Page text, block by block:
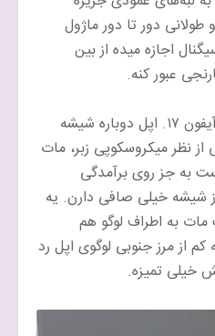
دور تا دور ماژول
اجازه میده از بین
عبور کنه.
حالا بریم سراغ قاب پشتی آیفون ۱۷. اپل دوباره شیشه
نظر میکروسکوپی زبر، مات
به جز روی برآمدگی
شیشه خیلی صافی دارن. یه
به اطراف لوگو هم
از مرز جنوبی لوگوی اپل رد
خیلی تمیزه.